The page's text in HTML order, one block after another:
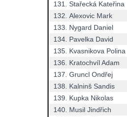
131.
Stařecká Kateřina
132. Alexovic Mark
133.
Nygard Daniel
134. Pavelka David
135. Kvasnikova Polina
136.
Kratochvíl Adam
137. Gruncl Ondřej
138.
Kalninš Sandis
139.
Kupka Nikolas
140. Musil Jindřich